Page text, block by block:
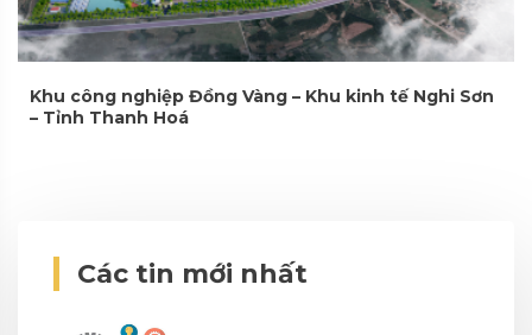
Khu công nghiệp Đồng Vàng – Khu kinh tế Nghi Sơn
– Tỉnh Thanh Hoá
Các tin mới nhất